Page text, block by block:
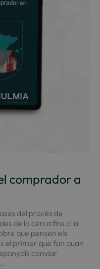
comprador a
del procés de
de la cerca fins a la
que pensen els
el primer que fan quan
canviar